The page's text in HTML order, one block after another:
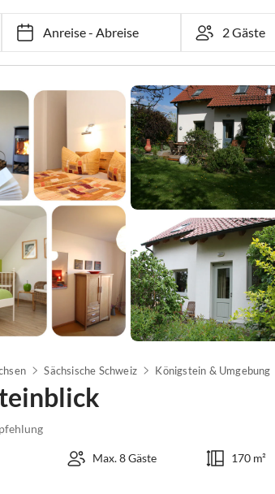
Anreise-Abreise
Sächsische Schweiz Königstein & Umgebung
Max. 8 Gäste 170 m²